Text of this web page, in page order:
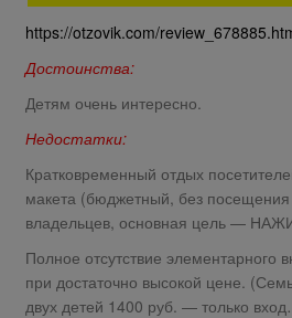
https://otzovik.com/
Достоинства:
Детям очень интересно.
Недостатки:
Кратковременный отдых
макета (бюджетный, без
владельцев, основная цель —
Полное отсутствие элементарного
при достаточно высокой цене.
двух детей 1400 руб. — только